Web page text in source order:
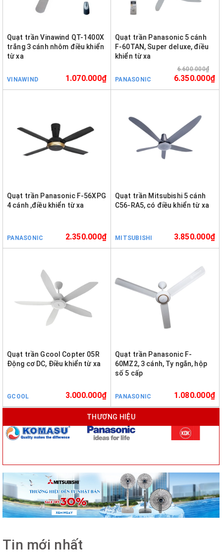
Quạt trần Vinawind QT-1400X
trắng 3 cánh nhôm điều khiển
từ xa
VINAWIND 1.070.000₫
Quạt trần Panasonic 5 cánh
F-60TAN, Super deluxe, điều
khiển từ xa
PANASONIC
6.600.000₫
6.350.000₫
Quạt trần Panasonic F-56XPG
4 cánh ,điều khiển từ xa
PANASONIC 2.350.000₫
Quạt trần Mitsubishi 5 cánh
C56-RA5, có điều khiển từ xa
MITSUBISHI 3.850.000₫
Quạt trần Gcool Copter 05R
Động cơ DC, Điều khiển từ xa
GCOOL 3.000.000₫
Quạt trần Panasonic F-
60MZ2, 3 cánh, Ty ngắn, hộp
số 5 cấp
PANASONIC 1.080.000₫
THƯƠNG HIỆU
Tin mới nhất